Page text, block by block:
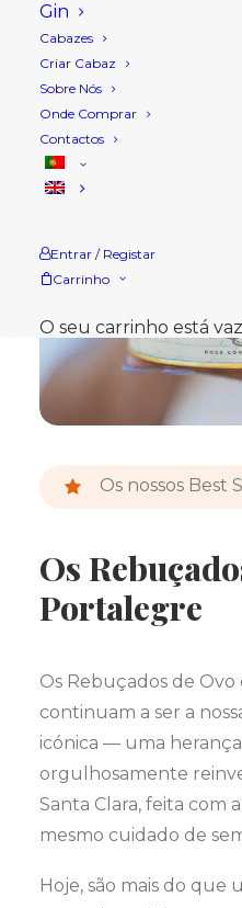
Gin
Cabazes
Criar Cabaz
Sobre Nós
Onde Comprar
Contactos
Entrar / Registar
Carrinho
O seu carrinho está
Os nossos Best
Os
Portalegre
Os Rebuçados de
continuam a ser a
icónica — uma
orgulhosamente
Santa Clara, feita com
mesmo cuidado de
Hoje, são mais do que